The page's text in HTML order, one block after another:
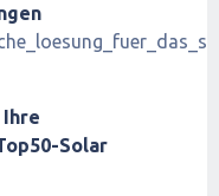
Ihre
Solar